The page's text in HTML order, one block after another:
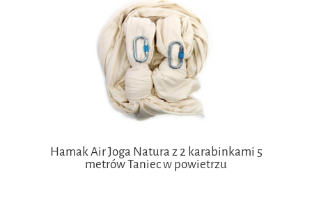
Hamak Air Joga Natura z 2 karabinkami 5
metrów Taniec w powietrzu